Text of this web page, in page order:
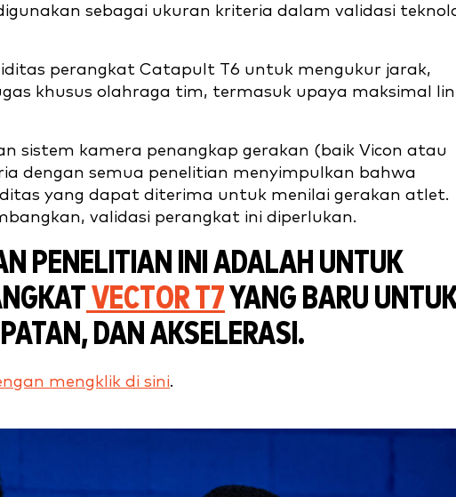
sebagai ukuran kriteria dalam validasi
perangkat Catapult T6 untuk mengukur jarak,
khusus olahraga tim, termasuk upaya maksimal
sistem kamera penangkap gerakan (baik Vicon atau
dengan semua penelitian menyimpulkan bahwa
yang dapat diterima untuk menilai gerakan atlet.
validasi perangkat ini diperlukan.
PENELITIAN INI ADALAH UNTUK
VECTOR T7YANG BARU
DAN AKSELERASI.
mengklik di sini.